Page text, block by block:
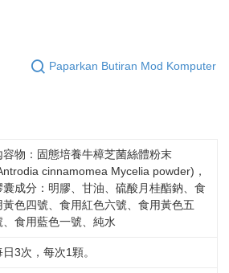
Sekarang Bayar Kemudian disediakan oleh NP
penerima, no. telefon, alamat penerima) untuk
Sila rujuk kepada "Penyata Pengumpulan
) untuk maklumat lanjut.
pengguna kali pertama yang lulus
NT$10,000. Jika pengguna tidak membuat
tersebut, yuran pembayaran lewat sebanyak
Pengguna bawah umur dikehendaki
percuma untuk pesanan
percuma untuk pesanan
Kadar Penghantaran
Kadar Penghantaran
Paparkan Butiran Mod Komputer
容物：固態培養牛樟芝菌絲體粉末
cinnamomea Mycelia powder)，
囊成分：明膠、甘油、硫酸月桂酯鈉、食
黃色四號、食用紅色六號、食用黃色五
、食用藍色一號、純水
日3次，每次1顆。